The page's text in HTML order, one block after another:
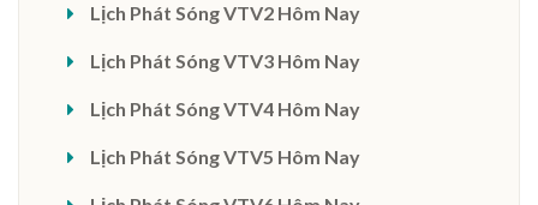
Lịch Phát Sóng VTV2 Hôm Nay
Lịch Phát Sóng VTV3 Hôm Nay
Lịch Phát Sóng VTV4 Hôm Nay
Lịch Phát Sóng VTV5 Hôm Nay